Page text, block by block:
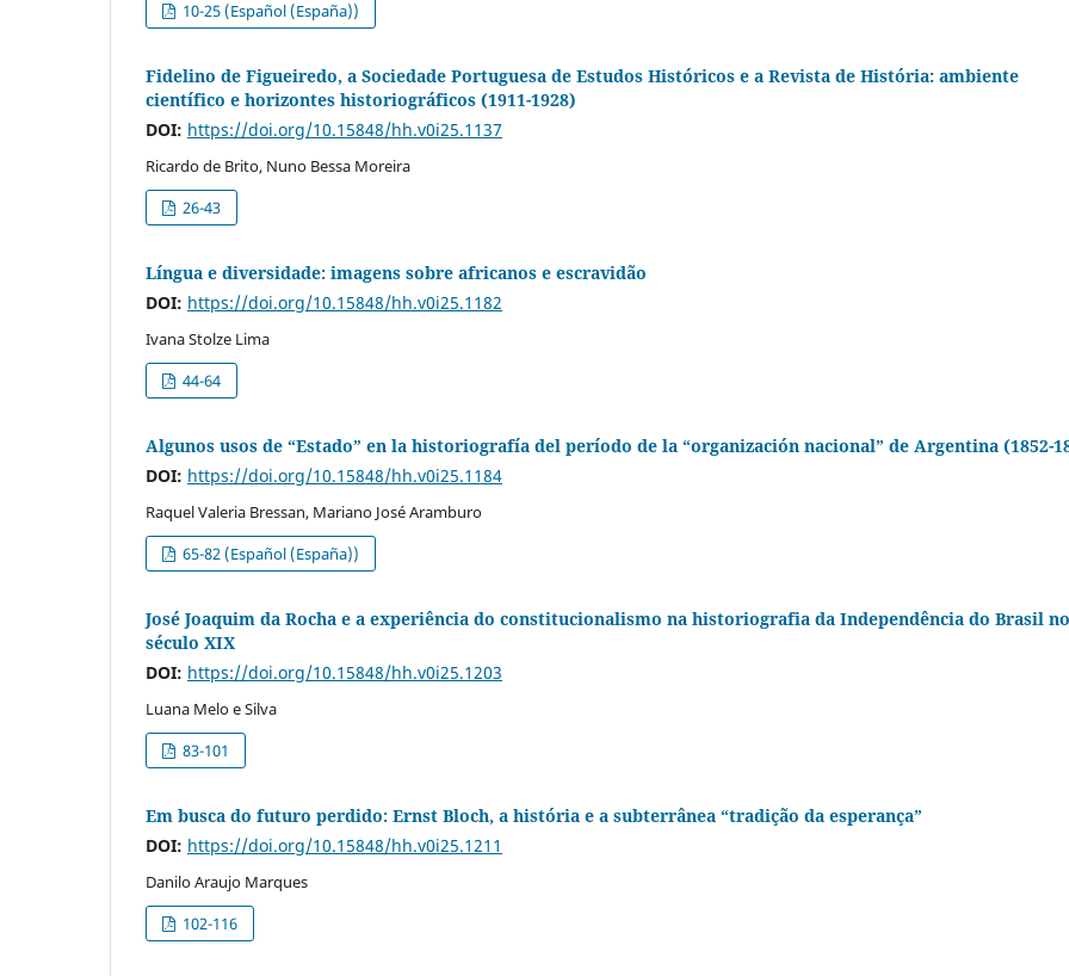
10-25 (Español (España))
Fidelino de Figueiredo, a Sociedade Portuguesa de Estudos Históricos e a Revista de História: ambiente
científico e horizontes historiográficos (1911-1928)
DOI: https://doi.org/10.15848/hh.v0i25.1137
Ricardo de Brito, Nuno Bessa Moreira
26-43
Língua e diversidade: imagens sobre africanos e escravidão
DOI: https://doi.org/10.15848/hh.v0i25.1182
Ivana Stolze Lima
44-64
Algunos usos de “Estado” en la historiografía del período de la “organización nacional” de Argentina (1852-
DOI: https://doi.org/10.15848/hh.v0i25.1184
Raquel Valeria Bressan, Mariano José Aramburo
65-82 (Español (España))
José Joaquim da Rocha e a experiência do constitucionalismo na historiografia da Independência do Brasil no
século XIX
DOI: https://doi.org/10.15848/hh.v0i25.1203
Luana Melo e Silva
83-101
Em busca do futuro perdido: Ernst Bloch, a história e a subterrânea “tradição da esperança”
DOI: https://doi.org/10.15848/hh.v0i25.1211
Danilo Araujo Marques
102-116